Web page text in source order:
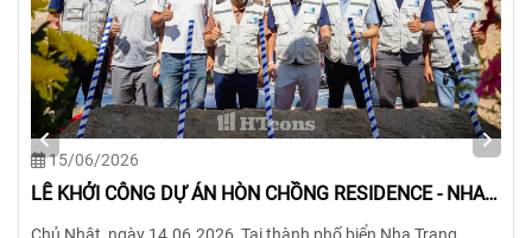
15/06/2026
LỄ KHỞI CÔNG DỰ ÁN HÒN CHỒNG RESIDENCE - NHA
Chủ Nhật, ngày 14.06.2026, Tại thành phố biển Nha Trang,